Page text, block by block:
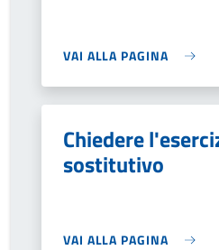
VAI ALLA PAGINA
Chiedere
sostitutivo
VAI ALLA PAGINA